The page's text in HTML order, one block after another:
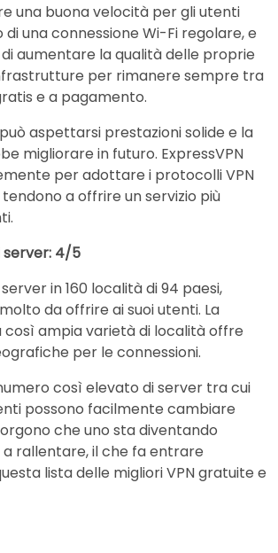
una buona velocità per gli utenti
una connessione Wi-Fi regolare, e
di aumentare la qualità delle proprie
per rimanere sempre tra
e a pagamento.
aspettarsi prestazioni solide e la
migliorare in futuro. ExpressVPN
per adottare i protocolli VPN
a offrire un servizio più
server: 4/5
in 160 località di 94 paesi,
da offrire ai suoi utenti. La
così ampia varietà di località offre
per le connessioni.
così elevato di server tra cui
possono facilmente cambiare
che uno sta diventando
rallentare, il che fa entrare
lista delle migliori VPN gratuite e